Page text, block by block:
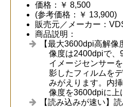
価格：￥ 8,500
(参考価格：￥ 13,900)
販売元／メーカー：
商品説明：
【最大3600dpi高解
像度は2400dpiで、
イメージセンサー
影したフィルムを
みがえります。内
像度を3600dpiに上
【読み込みが速い】